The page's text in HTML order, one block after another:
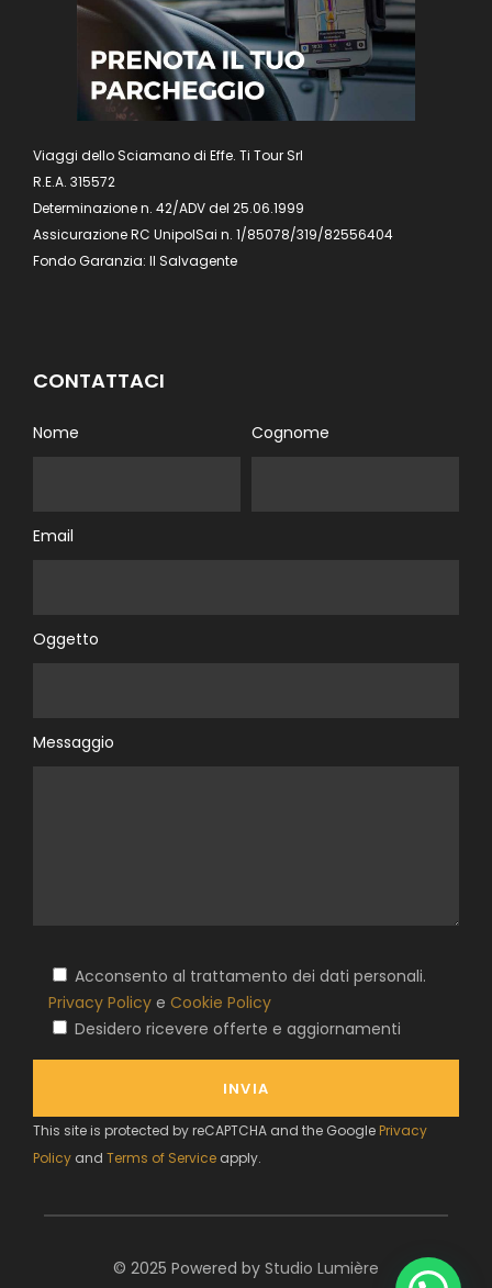
Viaggi dello Sciamano di Effe. Ti Tour Srl
R.E.A. 315572
Determinazione n. 42/ADV del 25.06.1999
Assicurazione RC UnipolSai n. 1/85078/319/82556404
Fondo Garanzia: Il Salvagente
CONTATTACI
Nome Cognome
Email
Oggetto
Messaggio
Acconsento al trattamento dei dati personali.
Privacy Policy e Cookie Policy
Desidero ricevere offerte e aggiornamenti
This site is protected by reCAPTCHA and the Google Privacy
Policy and Terms of Service apply.
© 2025 Powered by Studio Lumière